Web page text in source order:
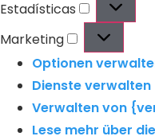
Estadísticas
Marketing
Optionen
Dienste verwalten
Verwalten von
Lese mehr über